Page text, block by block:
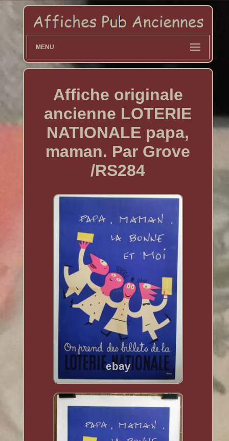
MENU
Affiche originale
ancienne LOTERIE
NATIONALE papa,
maman. Par Grove
/RS284